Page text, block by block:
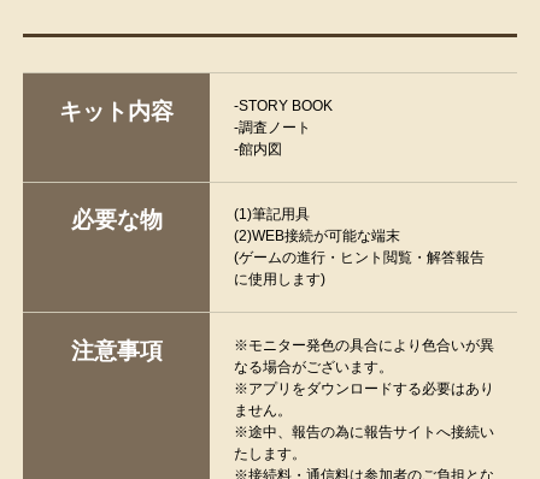
キット内容
-STORY BOOK
-調査ノート
-館内図
必要な物
(1)筆記用具
(2)WEB接続が可能な端末
(ゲームの進行・ヒント閲覧・解答報告
に使用します)
注意事項
※モニター発色の具合により色合いが異
なる場合がございます。
※アプリをダウンロードする必要はあり
ません。
※途中、報告の為に報告サイトへ接続い
たします。